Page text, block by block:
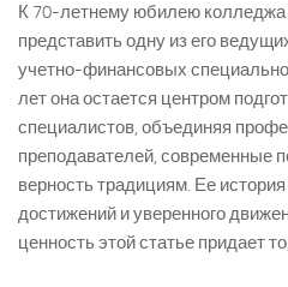
К 70-летнему юбилею колледжа
представить одну из его
учетно-финансовых
лет она остается центром
специалистов, объединяя
преподавателей, современные
верность традициям. Ее
достижений и уверенного
ценность этой статье придает